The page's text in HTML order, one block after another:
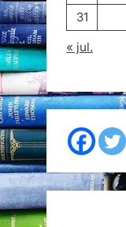
31
« jul.